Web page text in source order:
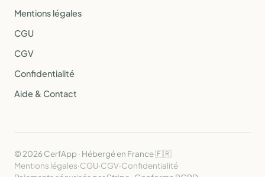
Mentions légales
CGU
CGV
Confidentialité
Aide & Contact
© 2026 CerfApp · Hébergé en France 🇫🇷
Mentions légales·CGU·CGV·Confidentialité